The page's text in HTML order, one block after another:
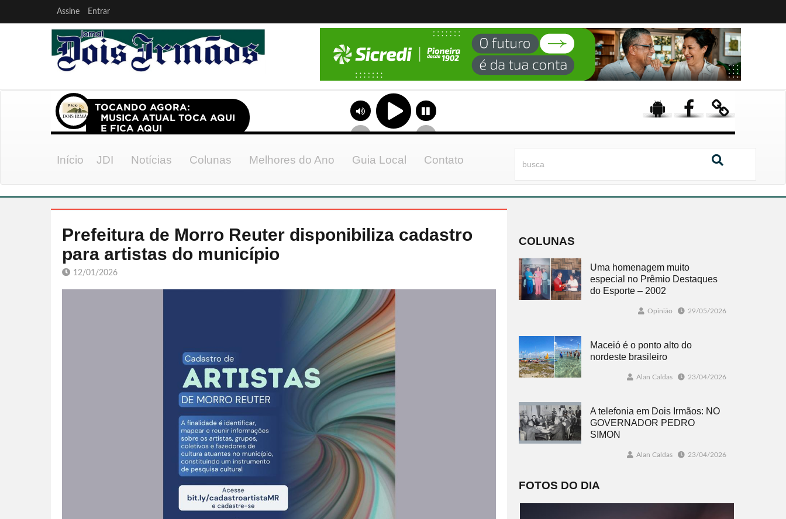
Assine Entrar
Início JDI Notícias Colunas Melhores do Ano Guia Local Contato
Prefeitura de Morro Reuter disponibiliza cadastro
para artistas do município
12/01/2026
COLUNAS
Uma homenagem muito
especial no Prêmio Destaques
do Esporte – 2002
Opinião 29/05/2026
Maceió é o ponto alto do
nordeste brasileiro
Alan Caldas 23/04/2026
A telefonia em Dois Irmãos: NO
GOVERNADOR PEDRO
SIMON
Alan Caldas 23/04/2026
FOTOS DO DIA